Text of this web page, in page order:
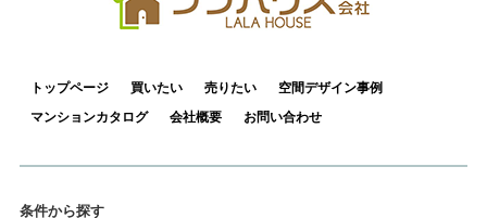
トップページ 買いたい 売りたい
空間デザイン事例
マンションカタログ
会社概要 お問い合わせ
条件から探す